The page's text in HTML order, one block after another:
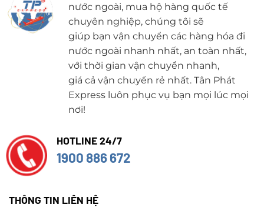
nước ngoài, mua hộ hàng quốc tế
chuyên nghiệp, chúng tôi sẽ
giúp bạn vận chuyển các hàng hóa đi
nước ngoài nhanh nhất, an toàn nhất,
với thời gian vận chuyển nhanh,
giá cả vận chuyển rẻ nhất. Tân Phát
Express luôn phục vụ bạn mọi lúc mọi
nơi!
HOTLINE 24/7
1900 886 672
THÔNG TIN LIÊN HỆ